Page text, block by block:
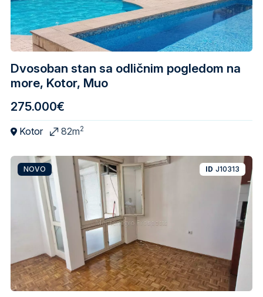
Dvosoban stan sa odličnim pogledom na
more, Kotor, Muo
275.000€
Kotor 82m2
NOVO ID J10313